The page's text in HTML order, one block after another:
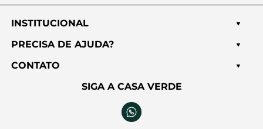
avaliar!
INSTITUCIONAL
PRECISA DE AJUDA?
CONTATO
SIGA A CASA VERDE